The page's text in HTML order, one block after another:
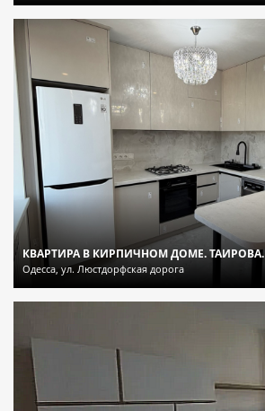
КВАРТИРА В КИРПИЧНОМ ДОМЕ. ТАИРОВА.
Одесса, ул. Люстдорфская дорога